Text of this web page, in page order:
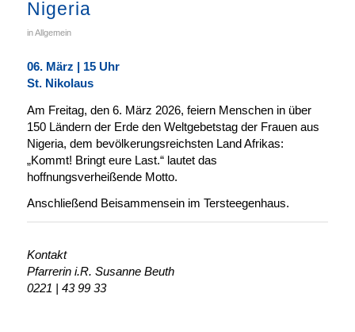
Nigeria
inAllgemein
06. März | 15 Uhr
St. Nikolaus
Am Freitag, den 6. März 2026, feiern Menschen in über
150 Ländern der Erde den Weltgebetstag der Frauen aus
Nigeria, dem bevölkerungsreichsten Land Afrikas:
„Kommt! Bringt eure Last.“ lautet das
hoffnungsverheißende Motto.
Anschließend Beisammensein im Tersteegenhaus.
Kontakt
Pfarrerin i.R. Susanne Beuth
0221 | 43 99 33